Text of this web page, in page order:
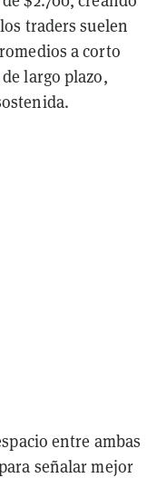
traders suelen
a corto
largo plazo,
entre ambas
señalar mejor